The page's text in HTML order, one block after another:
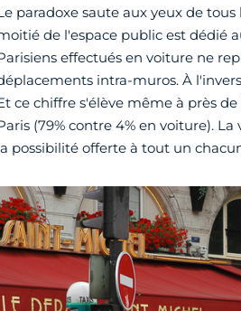
paradoxe saute aux yeux de
de l'espace public est dédié
effectués en voiture ne
intra-muros. À
ce chiffre s'élève même à près
(79% contre 4% en voiture).
possibilité offerte à tout un